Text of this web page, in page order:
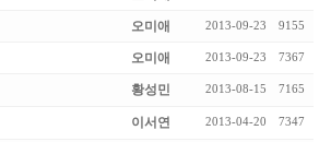
오미애 2013-09-23 9155
오미애 2013-09-23 7367
황성민 2013-08-15 7165
이서연 2013-04-20 7347